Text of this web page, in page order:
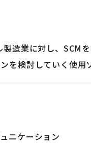
製造業に対し、SCM
を検討していく使
ニケーション